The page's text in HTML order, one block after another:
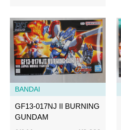
BANDAI
GF13-017NJ II BURNING
GUNDAM